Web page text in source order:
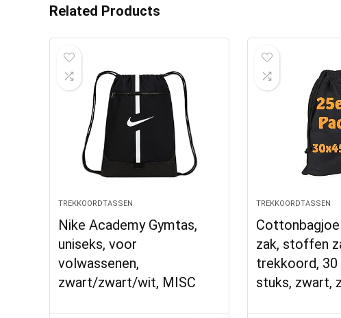
Related Products
TREKKOORDTASSEN
Nike Academy Gymtas,
uniseks, voor
volwassenen,
zwart/zwart/wit, MISC
TREKKOORDTASSEN
zak, stoffen
trekkoord, 30
stuks, zwart,